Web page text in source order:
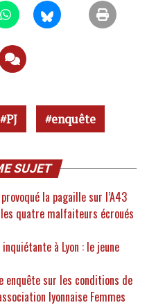
PJ
enquête
SUJET
la pagaille sur l’A43
quatre malfaiteurs écroués
à Lyon : le jeune
enquête sur les conditions de
lyonnaise Femmes